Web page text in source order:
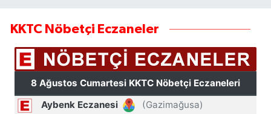
KKTC Nöbetçi Eczaneler